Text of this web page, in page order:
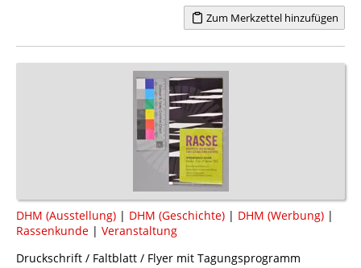
Zum Merkzettel hinzufügen
DHM (Ausstellung) | DHM (Geschichte) | DHM (Werbung) |
Rassenkunde | Veranstaltung
Druckschrift / Faltblatt / Flyer mit Tagungsprogramm